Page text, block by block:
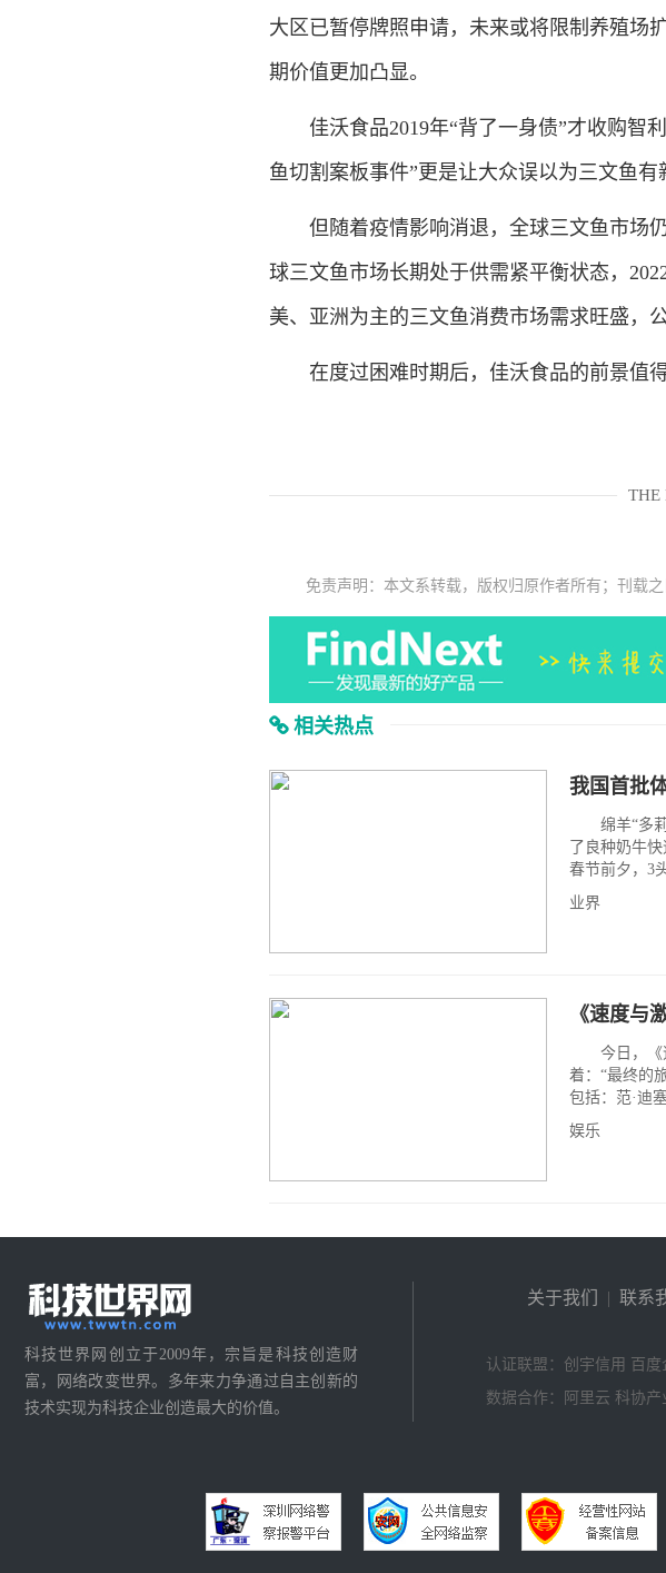
大区已暂停牌照申请，未来或将限制养殖场
期价值更加凸显。
佳沃食品2019年“背了一身债”才收购智
鱼切割案板事件”更是让大众误以为三文鱼有
但随着疫情影响消退，全球三文鱼市场
球三文鱼市场长期处于供需紧平衡状态，
美、亚洲为主的三文鱼消费市场需求旺盛，
在度过困难时期后，佳沃食品的前景值得
THE
免责声明：本文系转载，版权归原作者所有；刊载
相关热点
我国首批
绵羊“多莉”
了良种奶牛
春节前夕，3
业界
《速度与
今日，《速
着：“最终的
包括：范·迪
娱乐
科技世界网创立于2009年，宗旨是科技创造财
富，网络改变世界。多年来力争通过自主创新的
技术实现为科技企业创造最大的价值。
关于我们 | 联系
认证联盟：创宇信用 百度
数据合作：阿里云 科协产